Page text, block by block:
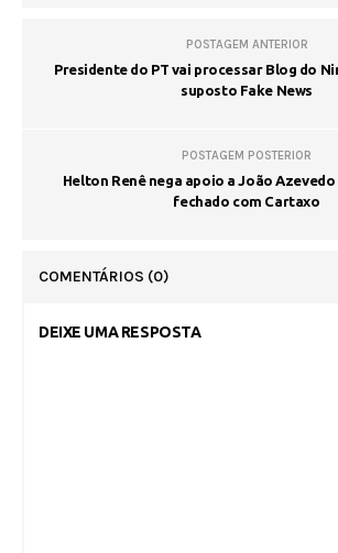
POSTAGEM ANTERIOR
Presidente do PT vai processar Blog do
suposto Fake News
POSTAGEM POSTERIOR
Helton Renê nega apoio a João Azevedo
fechado com Cartaxo
COMENTÁRIOS (0)
DEIXE UMA RESPOSTA